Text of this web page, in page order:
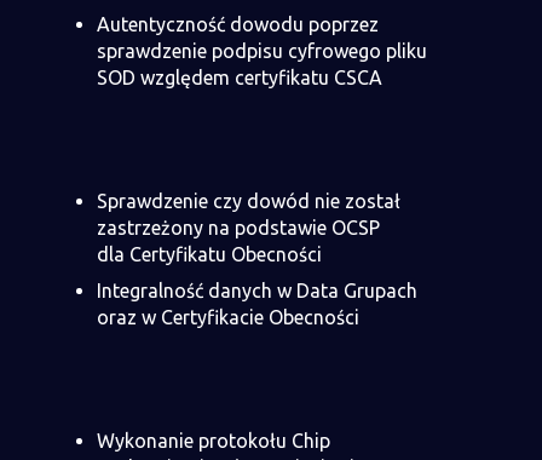
Autentyczność dowodu poprzez
sprawdzenie podpisu cyfrowego pliku
SOD względem certyfikatu CSCA
Sprawdzenie czy dowód nie został
zastrzeżony na podstawie OCSP
dla Certyfikatu Obecności
Integralność danych w Data Grupach
oraz w Certyfikacie Obecności
Wykonanie protokołu Chip